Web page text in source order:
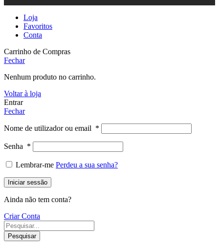
Loja
Favoritos
Conta
Carrinho de Compras
Fechar
Nenhum produto no carrinho.
Voltar à loja
Entrar
Fechar
Nome de utilizador ou email *
Senha *
Lembrar-me Perdeu a sua senha?
Iniciar sessão
Ainda não tem conta?
Criar Conta
Pesquisar